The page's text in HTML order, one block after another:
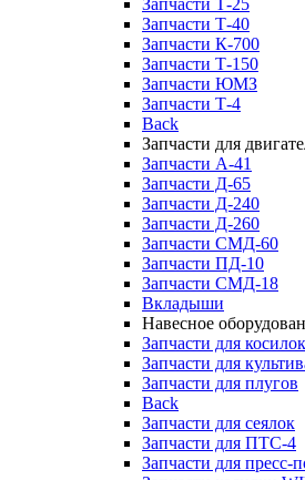
Запчасти Т-25
Запчасти Т-40
Запчасти К-700
Запчасти Т-150
Запчасти ЮМЗ
Запчасти Т-4
Back
Запчасти для
Запчасти А-41
Запчасти Д-65
Запчасти Д-240
Запчасти Д-260
Запчасти СМД-60
Запчасти ПД-10
Запчасти СМД-18
Вкладыши
Навесное
Запчасти для косилок
Запчасти для
Запчасти для плугов
Back
Запчасти для сеялок
Запчасти для ПТС-4
Запчасти для пресс-